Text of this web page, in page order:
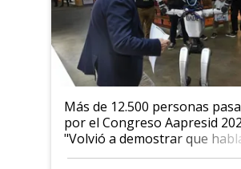
Más de 12.500 personas
por el Congreso Aapresid
"Volvió a demostrar que
suelo es hablar de todo el